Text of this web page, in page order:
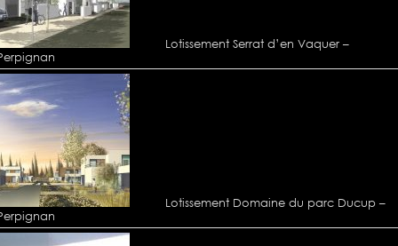
Lotissement Serrat d’en Vaquer –
Lotissement Domaine du parc Ducup –